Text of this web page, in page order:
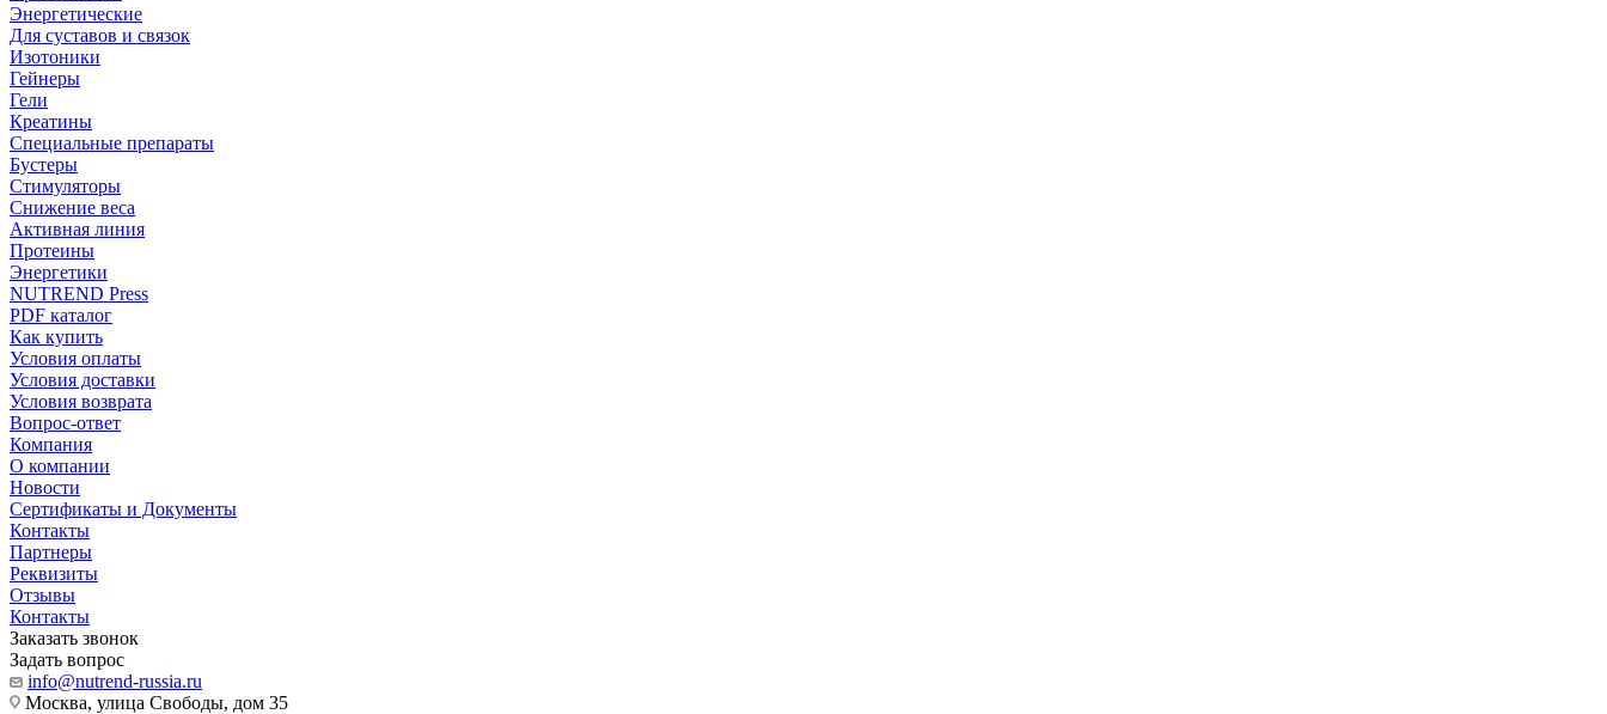
Энергетические
Для суставов и связок
Изотоники
Гейнеры
Гели
Креатины
Специальные препараты
Бустеры
Стимуляторы
Снижение веса
Активная линия
Протеины
Энергетики
NUTREND Press
PDF каталог
Как купить
Условия оплаты
Условия доставки
Условия возврата
Вопрос-ответ
Компания
О компании
Новости
Сертификаты и Документы
Контакты
Партнеры
Реквизиты
Отзывы
Контакты
Заказать звонок
Задать вопрос
info@nutrend-russia.ru
Москва, улица Свободы, дом 35